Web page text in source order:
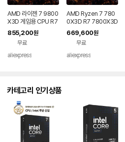
AMD 라이젠 7 9800
X3D 게임용 CPU R7
9800X3D 최대 5.2
GHz 8코어 16스레드
96MB 캐시 AM5 데
스크탑 게이밍 프로세
서 (패키지 제외)
855,200원
무료
aliexpress
AMD Ryzen 7 780
0X3D R7 7800X3D
CPU 8코어 16스레드
5GHz 언락 데스크탑
프로세서 소켓 AM5
게이밍 CPU (패키지
없음)
669,600원
무료
aliexpress
카테고리 인기상품